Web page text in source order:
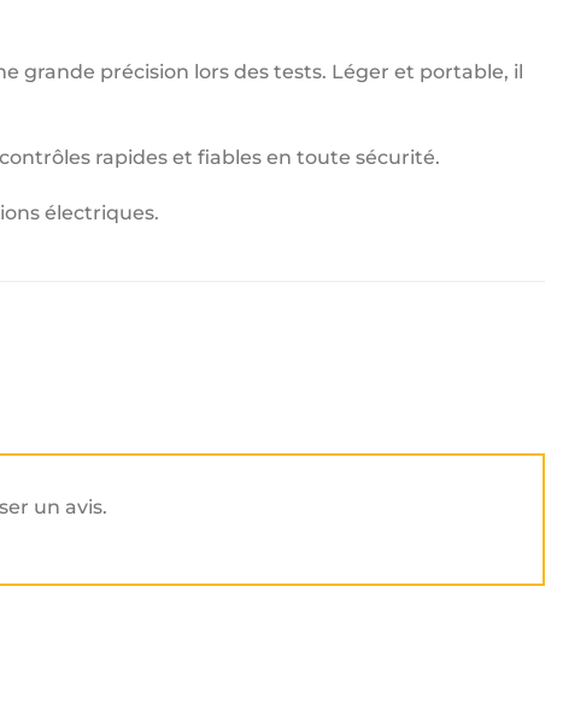
grande précision lors des tests. Léger et portable, il
rapides et fiables en toute sécurité.
électriques.
un avis.